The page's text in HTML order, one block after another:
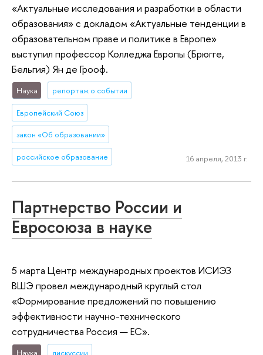
«Актуальные исследования и разработки в области
образования» с докладом «Актуальные тенденции в
образовательном праве и политике в Европе»
выступил профессор Колледжа Европы (Брюгге,
Бельгия) Ян де Грооф.
Наука репортаж о событии
Европейский Союз
закон «Об образовании»
российское образование 16 апреля, 2013 г.
Партнерство России и
Евросоюза в науке
5 марта Центр международных проектов ИСИЭЗ
ВШЭ провел международный круглый стол
«Формирование предложений по повышению
эффективности научно-технического
сотрудничества Россия — ЕС».
Наука дискуссии